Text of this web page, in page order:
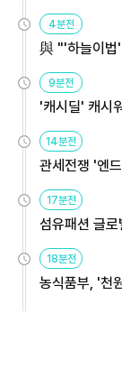
4분전
與 "'하늘이법
9분전
'캐시딜' 캐시
14분전
관세전쟁 '엔
용해야
17분전
섬유패션 글
원
18분전
농식품부, '천